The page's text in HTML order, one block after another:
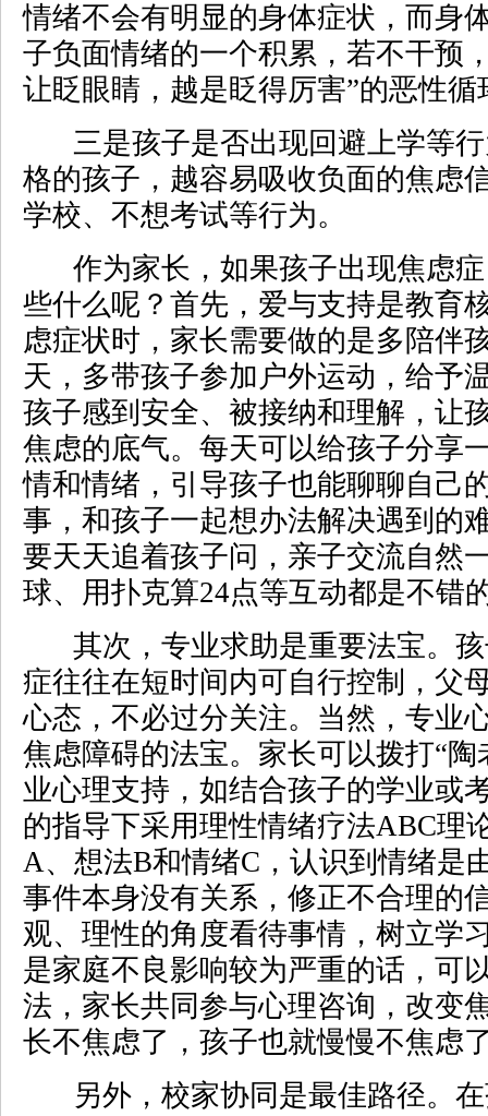
情绪不会有明显的身体症状，而身
子负面情绪的一个积累，若不干预
让眨眼睛，越是眨得厉害”的恶性循
三是孩子是否出现回避上学等
格的孩子，越容易吸收负面的焦虑
学校、不想考试等行为。
作为家长，如果孩子出现焦虑
些什么呢？首先，爱与支持是教育
虑症状时，家长需要做的是多陪伴
天，多带孩子参加户外运动，给予
孩子感到安全、被接纳和理解，让
焦虑的底气。每天可以给孩子分享
情和情绪，引导孩子也能聊聊自己
事，和孩子一起想办法解决遇到的
要天天追着孩子问，亲子交流自然
球、用扑克算24点等互动都是不错
其次，专业求助是重要法宝。
症往往在短时间内可自行控制，父
心态，不必过分关注。当然，专业
焦虑障碍的法宝。家长可以拨打“陶
业心理支持，如结合孩子的学业或
的指导下采用理性情绪疗法ABC理
A、想法B和情绪C，认识到情绪是
事件本身没有关系，修正不合理的
观、理性的角度看待事情，树立学
是家庭不良影响较为严重的话，可
法，家长共同参与心理咨询，改变
长不焦虑了，孩子也就慢慢不焦虑
另外，校家协同是最佳路径。